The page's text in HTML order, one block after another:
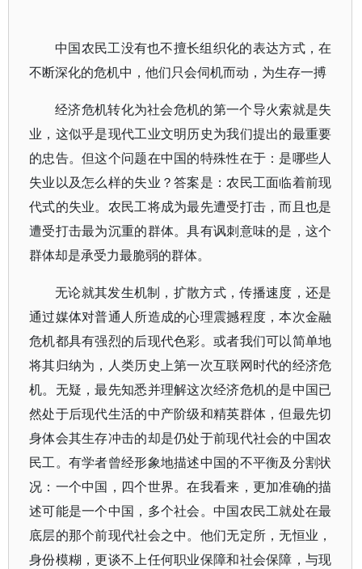
中国农民工没有也不擅长组织化的表达方式，在
不断深化的危机中，他们只会伺机而动，为生存一搏
经济危机转化为社会危机的第一个导火索就是失
业，这似乎是现代工业文明历史为我们提出的最重要
的忠告。但这个问题在中国的特殊性在于：是哪些人
失业以及怎么样的失业？答案是：农民工面临着前现
代式的失业。农民工将成为最先遭受打击，而且也是
遭受打击最为沉重的群体。具有讽刺意味的是，这个
群体却是承受力最脆弱的群体。
无论就其发生机制，扩散方式，传播速度，还是
通过媒体对普通人所造成的心理震撼程度，本次金融
危机都具有强烈的后现代色彩。或者我们可以简单地
将其归纳为，人类历史上第一次互联网时代的经济危
机。无疑，最先知悉并理解这次经济危机的是中国已
然处于后现代生活的中产阶级和精英群体，但最先切
身体会其生存冲击的却是仍处于前现代社会的中国农
民工。有学者曾经形象地描述中国的不平衡及分割状
况：一个中国，四个世界。在我看来，更加准确的描
述可能是一个中国，多个社会。中国农民工就处在最
底层的那个前现代社会之中。他们无定所，无恒业，
身份模糊，更谈不上任何职业保障和社会保障，与现